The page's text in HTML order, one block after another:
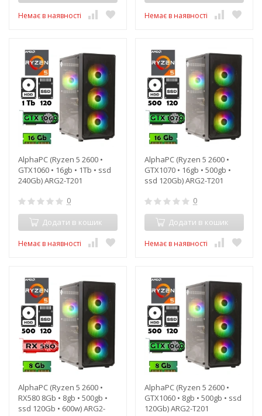
Немає в наявності Немає в наявності
AlphaPC (Ryzen 5 2600 •
GTX1060 • 16gb • 1Tb • ssd
240Gb) ARG2-T201
0
Додати в кошик
Немає в наявності
AlphaPC (Ryzen 5 2600 •
GTX1070 • 16gb • 500gb •
ssd 120Gb) ARG2-T201
0
Додати в кошик
Немає в наявності
AlphaPC (Ryzen 5 2600 •
RX580 8Gb • 8gb • 500gb •
ssd 120Gb • 600w) ARG2-
AlphaPC (Ryzen 5 2600 •
GTX1060 • 8gb • 500gb • ssd
120Gb) ARG2-T201